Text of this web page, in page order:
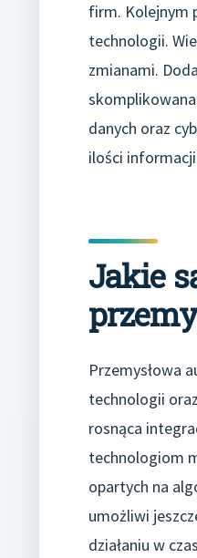
firm. Kolejnym
technologii.
zmianami.
danych oraz
ilości
Jakie
Przemysłowa
technologii
rosnąca
technologiom
opartych na
umożliwi
działaniu w